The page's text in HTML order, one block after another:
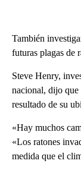
También
futuras plagas de
Steve Henry,
nacional, dijo
resultado de su
«Hay muchos
«Los ratones
medida que el